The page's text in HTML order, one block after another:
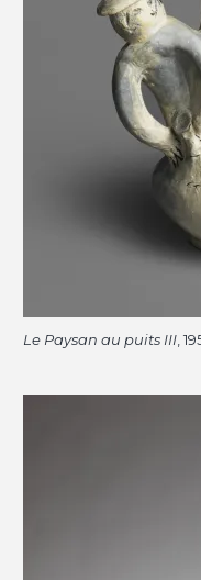
Le Paysan au puits III ,